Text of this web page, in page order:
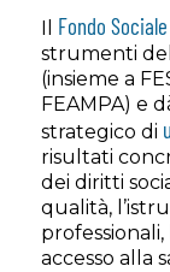
Fondo
strumenti
(insieme a
FEAMPA) e
strategico di
risultati
dei diritti
qualità,
accesso alla